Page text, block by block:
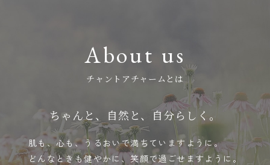
About us
チャントアチャームとは
ちゃんと、自然と、自分らしく。
肌も、心も、うるおいで満ちていますように。
どんなときも健やかに、笑顔で過ごせますように。